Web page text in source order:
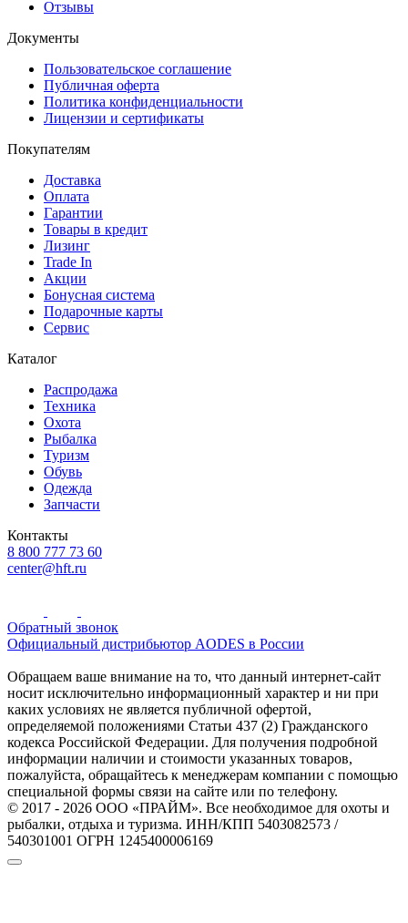
Отзывы
Документы
Пользовательское соглашение
Публичная оферта
Политика конфиденциальности
Лицензии и сертификаты
Покупателям
Доставка
Оплата
Гарантии
Товары в кредит
Лизинг
Trade In
Акции
Бонусная система
Подарочные карты
Сервис
Каталог
Распродажа
Техника
Охота
Рыбалка
Туризм
Обувь
Одежда
Запчасти
Контакты
8 800 777 73 60
center@hft.ru
Обратный звонок
Официальный дистрибьютор AODES в России
Обращаем ваше внимание на то, что данный интернет-сайт
носит исключительно информационный характер и ни при
каких условиях не является публичной офертой,
определяемой положениями Статьи 437 (2) Гражданского
кодекса Российской Федерации. Для получения подробной
информации наличии и стоимости указанных товаров,
пожалуйста, обращайтесь к менеджерам компании с помощью
специальной формы связи на сайте или по телефону.
© 2017 - 2026 ООО «ПРАЙМ». Все необходимое для охоты и
рыбалки, отдыха и туризма. ИНН/КПП 5403082573 /
540301001 ОГРН 1245400006169